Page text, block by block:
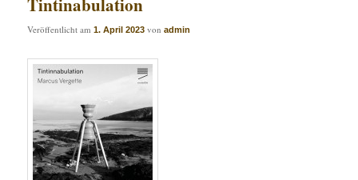
Tintinabulation
Veröffentlicht am1. April 2023 vonadmin